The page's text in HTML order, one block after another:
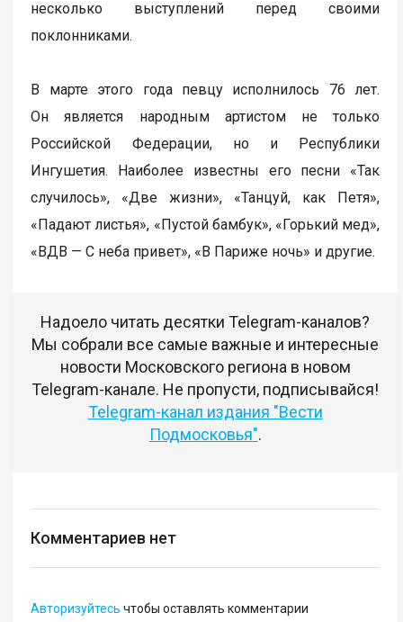
несколько выступлений перед своими
поклонниками.
В марте этого года певцу исполнилось 76 лет.
Он является народным артистом не только
Российской Федерации, но и Республики
Ингушетия. Наиболее известны его песни «Так
случилось», «Две жизни», «Танцуй, как Петя»,
«Падают листья», «Пустой бамбук», «Горький мед»,
«ВДВ — С неба привет», «В Париже ночь» и другие.
Надоело читать десятки Telegram-каналов?
Мы собрали все самые важные и интересные
новости Московского региона в новом
Telegram-канале. Не пропусти, подписывайся!
Telegram-канал издания "Вести
Подмосковья".
Комментариев нет
Авторизуйтесь чтобы оставлять комментарии